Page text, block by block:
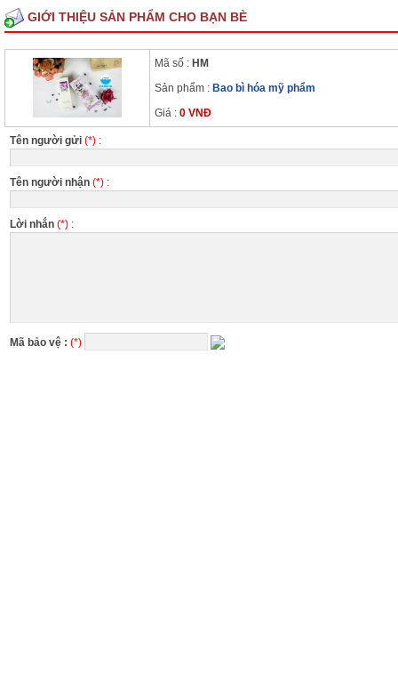
GIỚI THIỆU SẢN PHẨM CHO BẠN BÈ
Mã số : HM
Sản phẩm : Bao bì hóa mỹ phẩm
Giá : 0 VNĐ
Tên người gửi (*) :
Tên người nhận (*) :
Lời nhắn (*) :
Mã bảo vệ : (*)